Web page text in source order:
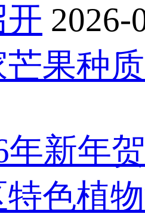
开 2026-
果种
新年
色植